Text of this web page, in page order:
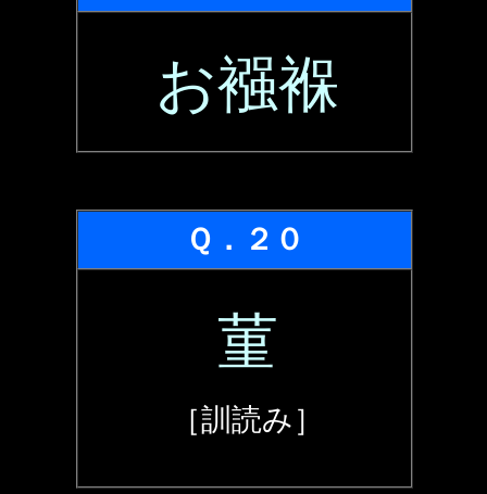
お襁褓
Ｑ．２０
菫
［訓読み］